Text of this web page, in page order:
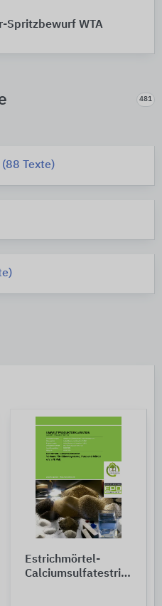
Spritzbewurf WTA
481
Texte)
Estrichmörtel-
Calciumsulfatestrich